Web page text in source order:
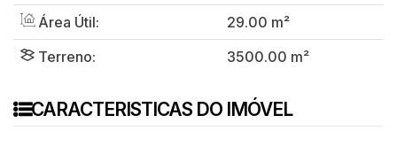
Área Útil:
29.00 m²
Terreno:
3500.00 m²
CARACTERISTICAS DO IMÓVEL